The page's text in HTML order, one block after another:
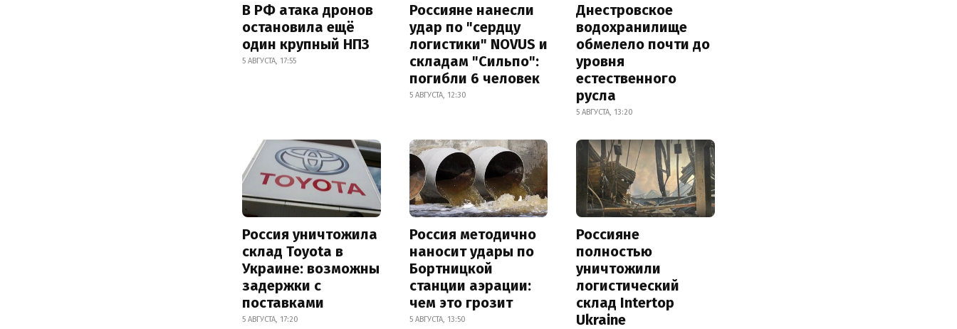
В РФ атака дронов
остановила ещё
один крупный НПЗ
5 АВГУСТА, 17:55
Россияне нанесли
удар по "сердцу
логистики" NOVUS и
складам "Сильпо":
погибли 6 человек
5 АВГУСТА, 12:30
Днестровское
водохранилище
обмелело почти до
уровня
естественного
русла
5 АВГУСТА, 13:20
Россия уничтожила
склад Toyota в
Украине: возможны
задержки с
поставками
5 АВГУСТА, 17:20
Россия методично
наносит удары по
Бортницкой
станции аэрации:
чем это грозит
5 АВГУСТА, 13:50
Россияне
полностью
уничтожили
логистический
склад Intertop
Ukraine